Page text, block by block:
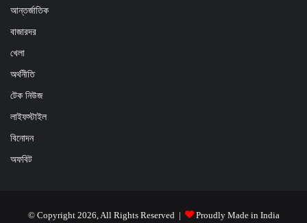
আন্তর্জাতিক
বাজারদর
খেলা
অর্থনীতি
টেক নিউজ
লাইফস্টাইল
বিনোদন
অফবিট
© Copyright 2026, All Rights Reserved | Proudly Made in India